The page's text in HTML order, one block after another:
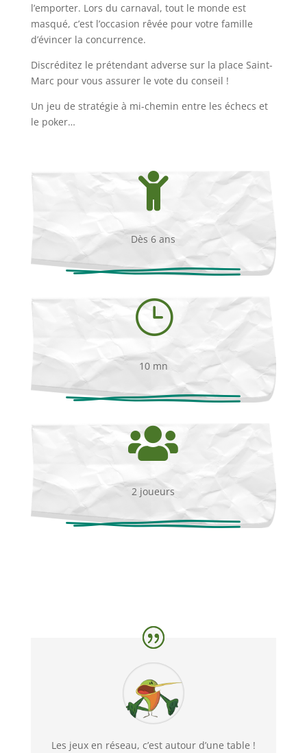
l’emporter. Lors du carnaval, tout le monde est
masqué, c’est l’occasion rêvée pour votre famille
d’évincer la concurrence.
Discréditez le prétendant adverse sur la place Saint-
Marc pour vous assurer le vote du conseil !
Un jeu de stratégie à mi-chemin entre les échecs et
le poker…

Dès 6 ans
}
10 mn

2 joueurs
Les jeux en réseau, c’est autour d’une table !